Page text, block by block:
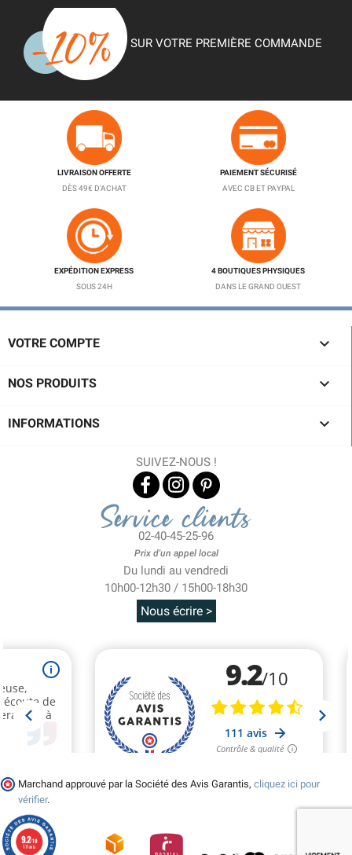
SUR VOTRE PREMIÈRE COMMANDE
LIVRAISON OFFERTE
DÈS 49€ D'ACHAT
PAIEMENT SÉCURISÉ
AVEC CB ET PAYPAL
EXPÉDITION EXPRESS
SOUS 24H
4 BOUTIQUES PHYSIQUES
DANS LE GRAND OUEST
VOTRE COMPTE 
NOS PRODUITS 
INFORMATIONS 
SUIVEZ-NOUS !
Service clients
02-40-45-25-96
Prix d'un appel local
Du lundi au vendredi
10h00-12h30 / 15h00-18h30
Nous écrire >
Marchand approuvé par la Société des Avis Garantis, cliquez ici pour
vérifier.
9.2/10
111 avis